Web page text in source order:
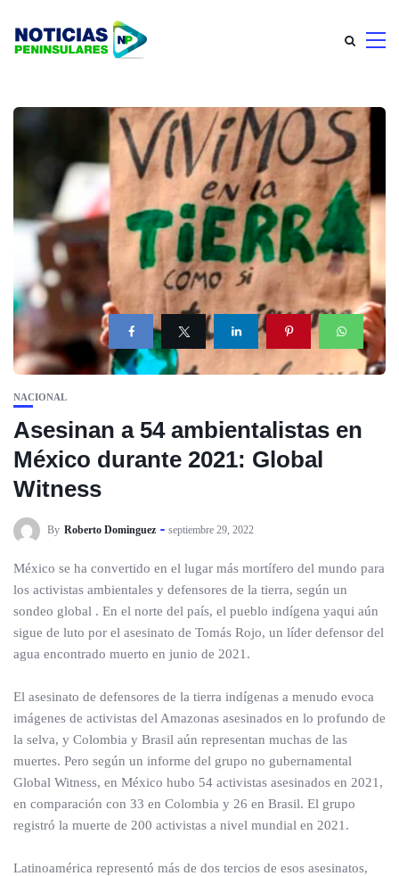
NACIONAL
Asesinan a 54 ambientalistas en
México durante 2021: Global
Witness
By Roberto Dominguez septiembre 29, 2022
México se ha convertido en el lugar más mortífero del mundo para
los activistas ambientales y defensores de la tierra, según un
sondeo global . En el norte del país, el pueblo indígena yaqui aún
sigue de luto por el asesinato de Tomás Rojo, un líder defensor del
agua encontrado muerto en junio de 2021.
El asesinato de defensores de la tierra indígenas a menudo evoca
imágenes de activistas del Amazonas asesinados en lo profundo de
la selva, y Colombia y Brasil aún representan muchas de las
muertes. Pero según un informe del grupo no gubernamental
Global Witness, en México hubo 54 activistas asesinados en 2021,
en comparación con 33 en Colombia y 26 en Brasil. El grupo
registró la muerte de 200 activistas a nivel mundial en 2021.
Latinoamérica representó más de dos tercios de esos asesinatos,